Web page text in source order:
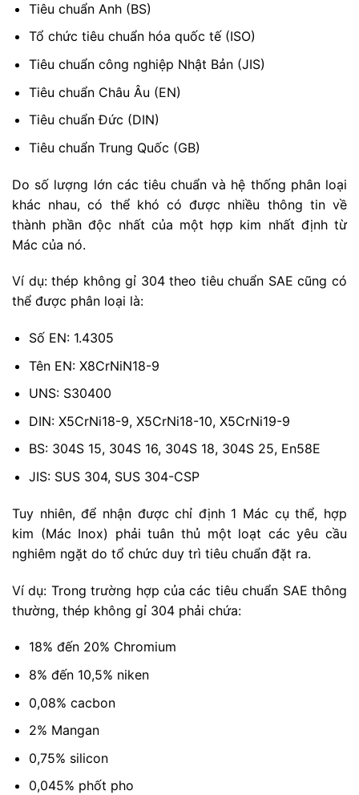
Tiêu chuẩn Anh (BS)
Tổ chức tiêu chuẩn hóa quốc tế (ISO)
Tiêu chuẩn công nghiệp Nhật Bản (JIS)
Tiêu chuẩn Châu Âu (EN)
Tiêu chuẩn Đức (DIN)
Tiêu chuẩn Trung Quốc (GB)
Do số lượng lớn các tiêu chuẩn và hệ thống phân loại
khác nhau, có thể khó có được nhiều thông tin về
thành phần độc nhất của một hợp kim nhất định từ
Mác của nó.
Ví dụ: thép không gỉ 304 theo tiêu chuẩn SAE cũng có
thể được phân loại là:
Số EN: 1.4305
Tên EN: X8CrNiN18-9
UNS: S30400
DIN: X5CrNi18-9, X5CrNi18-10, X5CrNi19-9
BS: 304S 15, 304S 16, 304S 18, 304S 25, En58E
JIS: SUS 304, SUS 304-CSP
Tuy nhiên, để nhận được chỉ định 1 Mác cụ thể, hợp
kim (Mác Inox) phải tuân thủ một loạt các yêu cầu
nghiêm ngặt do tổ chức duy trì tiêu chuẩn đặt ra.
Ví dụ: Trong trường hợp của các tiêu chuẩn SAE thông
thường, thép không gỉ 304 phải chứa:
18% đến 20% Chromium
8% đến 10,5% niken
0,08% cacbon
2% Mangan
0,75% silicon
0,045% phốt pho